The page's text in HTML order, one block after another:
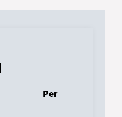
Per